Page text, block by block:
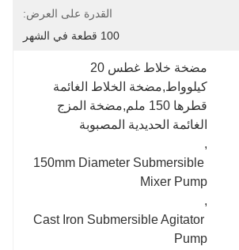
القدرة على العرض:
100 قطعة في الشهر
الغائمة الحديدية المصبوبة
,
150mm Diameter Submersible
Mixer Pump
,
Cast Iron Submersible Agitator
Pump